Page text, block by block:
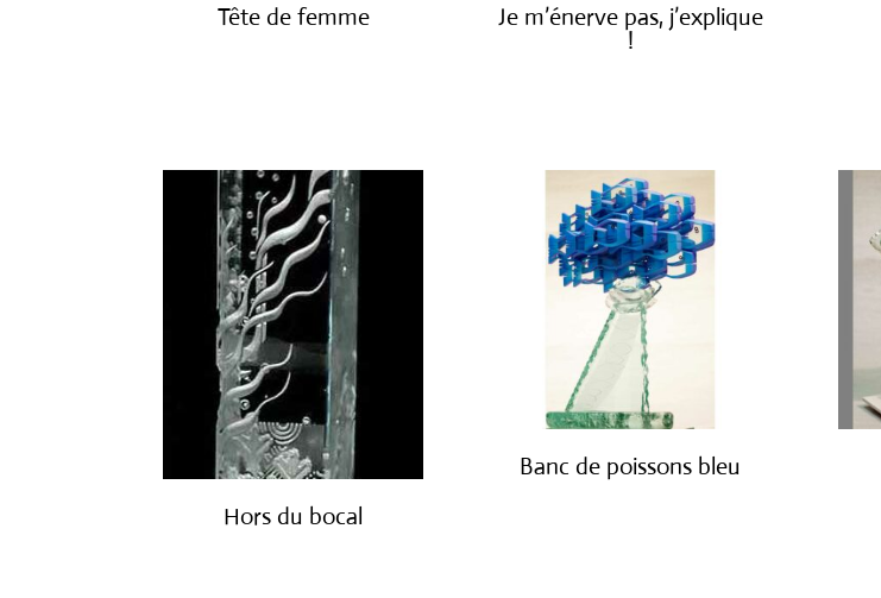
Tête de femme
Je m’énerve pas, j’explique
!
Hors du bocal
Banc de poissons bleu